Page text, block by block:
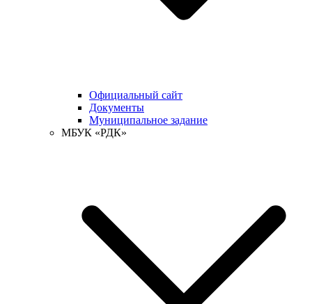
Официальный сайт
Документы
Муниципальное задание
МБУК «РДК»